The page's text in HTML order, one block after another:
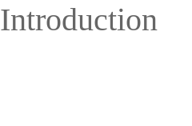
Introduction